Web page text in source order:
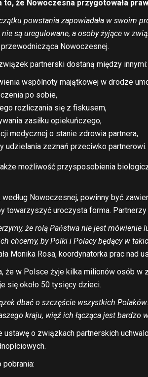
to, że Nowoczesna przygotowała
powstania zapowiadała w swoim
są uregulowane, a osoby żyjące w
przewodnicząca Nowoczesnej.
partnerski dostaną między innymi:
wspólnoty majątkowej w drodze
po sobie,
rozliczania się z fiskusem,
zasiłku opiekuńczego,
medycznej o stanie zdrowia partnera,
udzielania zeznań przeciwko partnerowi.
możliwość przysposobienia
Nowoczesnej, powinny być
towarzyszyć uroczysta forma.
że rolą Państwa nie jest
chcemy, by Polki i Polacy będący w
Monika Rosa, koordynatorka prac nad
że w Polsce żyje kilka milionów osób w
się około 50 tysięcy dzieci.
dbać o szczęście wszystkich
kraju, więź ich łącząca jest
o związkach partnerskich